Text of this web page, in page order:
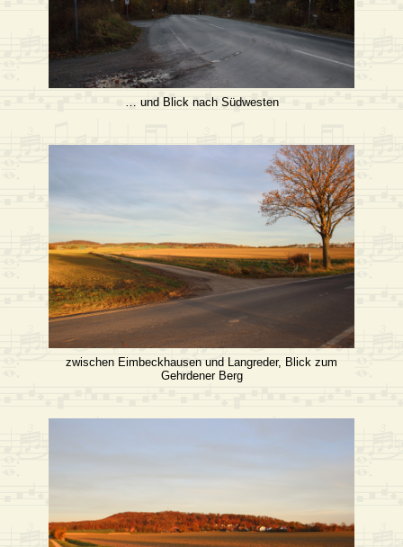
… und Blick nach Südwesten
zwischen Eimbeckhausen und Langreder, Blick zum
Gehrdener Berg